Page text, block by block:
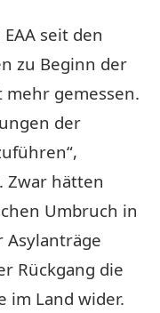
seit den
zu Beginn der
mehr gemessen.
der
Zwar hätten
Umbruch in
Asylanträge
Rückgang die
im Land wider.